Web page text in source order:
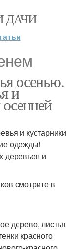
ДАЧИ
осенью.
и
и кустарники
одежды!
деревьев и
смотрите в
дерево, листья
красного